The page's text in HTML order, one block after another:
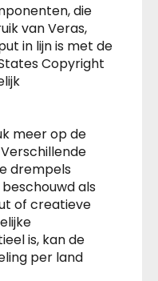
die
van Veras,
in lijn is met de
Copyright
meer op de
drempels
als
of creatieve
is, kan de
per land